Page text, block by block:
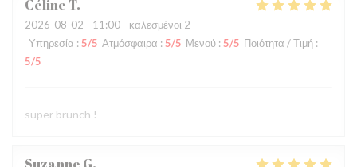
Céline T
2026-08-02 - 11:00 - καλεσμένοι 2
Υπηρεσία : 5/5 Ατμόσφαιρα : 5/5 Μενού : 5/5 Ποιότητα / Τιμή :
5/5
super brunch !